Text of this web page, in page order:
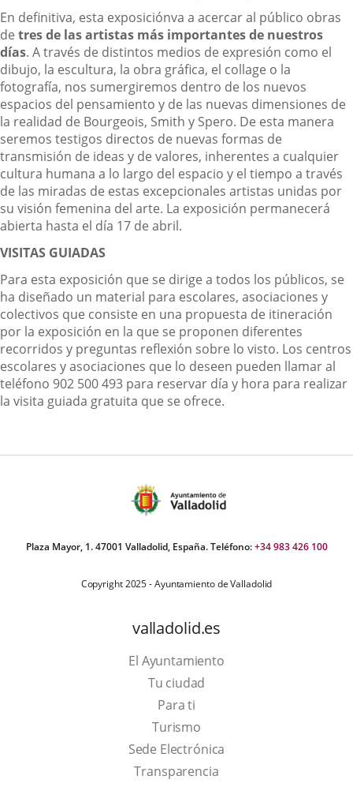
En definitiva, esta exposiciónva a acercar al público obras
de tres de las artistas más importantes de nuestros
días. A través de distintos medios de expresión como el
dibujo, la escultura, la obra gráfica, el collage o la
fotografía, nos sumergiremos dentro de los nuevos
espacios del pensamiento y de las nuevas dimensiones de
la realidad de Bourgeois, Smith y Spero. De esta manera
seremos testigos directos de nuevas formas de
transmisión de ideas y de valores, inherentes a cualquier
cultura humana a lo largo del espacio y el tiempo a través
de las miradas de estas excepcionales artistas unidas por
su visión femenina del arte. La exposición permanecerá
abierta hasta el día 17 de abril.
VISITAS GUIADAS
Para esta exposición que se dirige a todos los públicos, se
ha diseñado un material para escolares, asociaciones y
colectivos que consiste en una propuesta de itineración
por la exposición en la que se proponen diferentes
recorridos y preguntas reflexión sobre lo visto. Los centros
escolares y asociaciones que lo deseen pueden llamar al
teléfono 902 500 493 para reservar día y hora para realizar
la visita guiada gratuita que se ofrece.
Plaza Mayor, 1. 47001 Valladolid, España. Teléfono:+34 983 426 100
Copyright 2025 - Ayuntamiento de Valladolid
valladolid.es
El Ayuntamiento
Tu ciudad
Para ti
TurismoThis
link
will
Sede Electrónica
Transparencia